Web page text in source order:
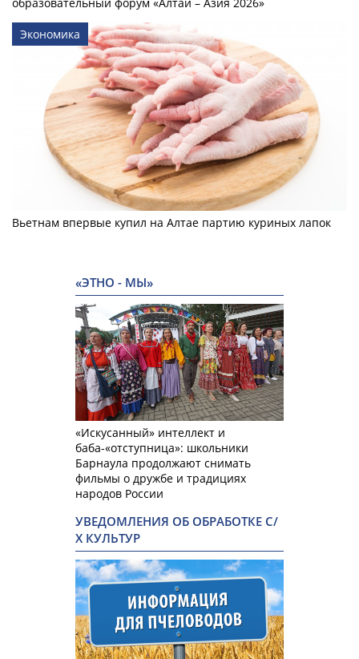
Экономика
Вьетнам впервые купил на Алтае партию куриных лапок
«ЭТНО - МЫ»
«Искусанный» интеллект и
баба-«отступница»: школьники
Барнаула продолжают снимать
фильмы о дружбе и традициях
народов России
УВЕДОМЛЕНИЯ ОБ ОБРАБОТКЕ С/
Х КУЛЬТУР